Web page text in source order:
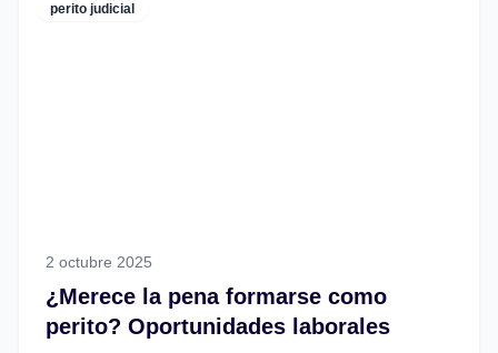
perito judicial
2 octubre 2025
¿Merece la pena formarse como
perito? Oportunidades laborales